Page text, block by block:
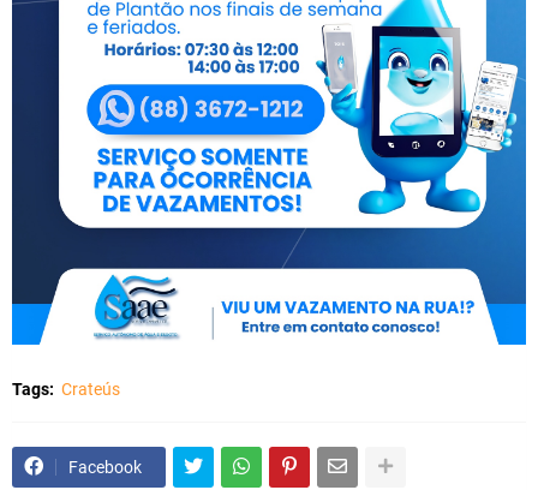
Tags: Crateús
Facebook